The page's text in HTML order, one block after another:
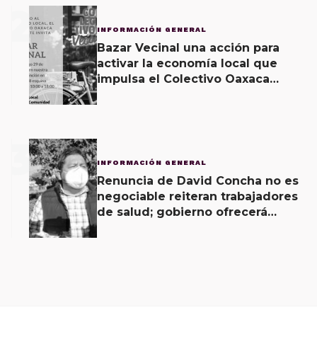
2 INFORMACIÓN GENERAL
Bazar Vecinal una acción para
activar la economía local que
impulsa el Colectivo Oaxaca
3 INFORMACIÓN GENERAL
Renuncia de David Concha no es
negociable reiteran trabajadores
de salud; gobierno ofrecerá